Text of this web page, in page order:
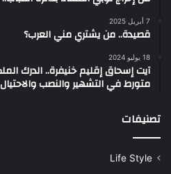
7 أبريل 2025
قصيدة.. من يشتري مني العرب؟
18 يوليو 2024
آيت إسحاق إقليم خنيفرة.. الدرك
متورط في التشهير والنصب والاحتيال
تصنيفات
Life Style